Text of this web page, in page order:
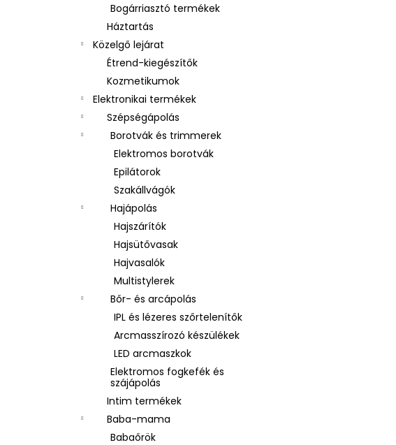
Bogárriasztó termékek
Háztartás
Közelgő lejárat
Étrend-kiegészítők
Kozmetikumok
Elektronikai termékek
Szépségápolás
Borotvák és trimmerek
Elektromos borotvák
Epilátorok
Szakállvágók
Hajápolás
Hajszárítók
Hajsütővasak
Hajvasalók
Multistylerek
Bőr- és arcápolás
IPL és lézeres szőrtelenítők
Arcmasszírozó készülékek
LED arcmaszkok
Elektromos fogkefék és
szájápolás
Intim termékek
Baba-mama
Babaőrök